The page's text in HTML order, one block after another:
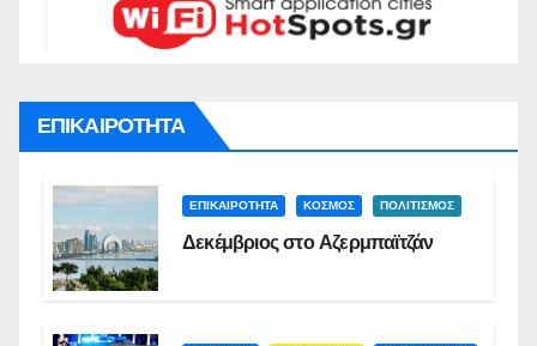
ΕΠΙΚΑΙΡΟΤΗΤΑ
ΕΠΙΚΑΙΡΟΤΗΤΑ ΚΟΣΜΟΣ ΠΟΛΙΤΙΣΜΟΣ
Δεκέμβριος στο Αζερμπαϊτζάν